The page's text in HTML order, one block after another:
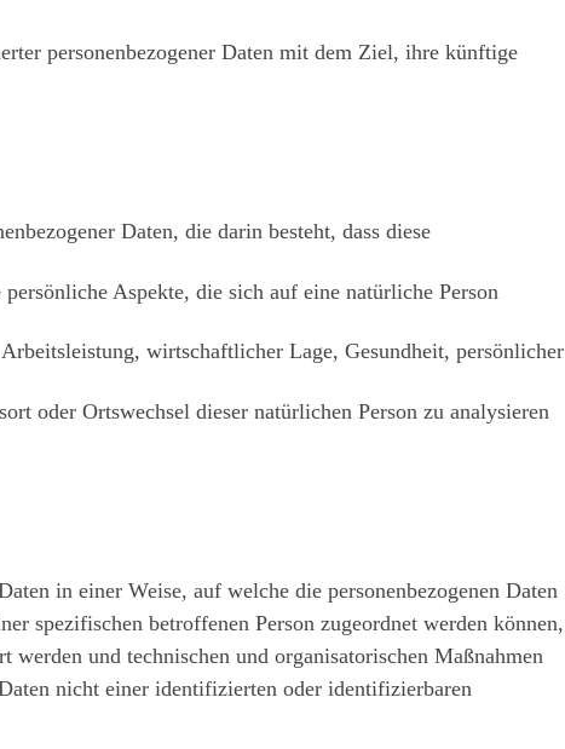
personenbezogener Daten mit dem Ziel, ihre künftige
Daten, die darin besteht, dass diese
Aspekte, die sich auf eine natürliche Person
wirtschaftlicher Lage, Gesundheit, persönlicher
oder Ortswechsel dieser natürlichen Person zu analysieren
in einer Weise, auf welche die personenbezogenen Daten
spezifischen betroffenen Person zugeordnet werden können,
und technischen und organisatorischen Maßnahmen
nicht einer identifizierten oder identifizierbaren